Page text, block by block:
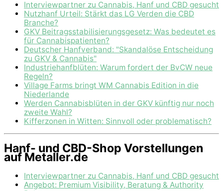
Interviewpartner zu Cannabis, Hanf und CBD gesucht
Nutzhanf Urteil: Stärkt das LG Verden die CBD
Branche?
GKV Beitragsstabilisierungsgesetz: Was bedeutet es
für Cannabispatienten?
Deutscher Hanfverband: "Skandalöse Entscheidung
zu GKV & Cannabis"
Industriehanfblüten: Warum fordert der BvCW neue
Regeln?
Village Farms bringt WM Cannabis Edition in die
Niederlande
Werden Cannabisblüten in der GKV künftig nur noch
zweite Wahl?
Kifferzonen in Witten: Sinnvoll oder problematisch?
Hanf- und CBD-Shop Vorstellungen
auf Metaller.de
Interviewpartner zu Cannabis, Hanf und CBD gesucht
Angebot: Premium Visibility, Beratung & Authority